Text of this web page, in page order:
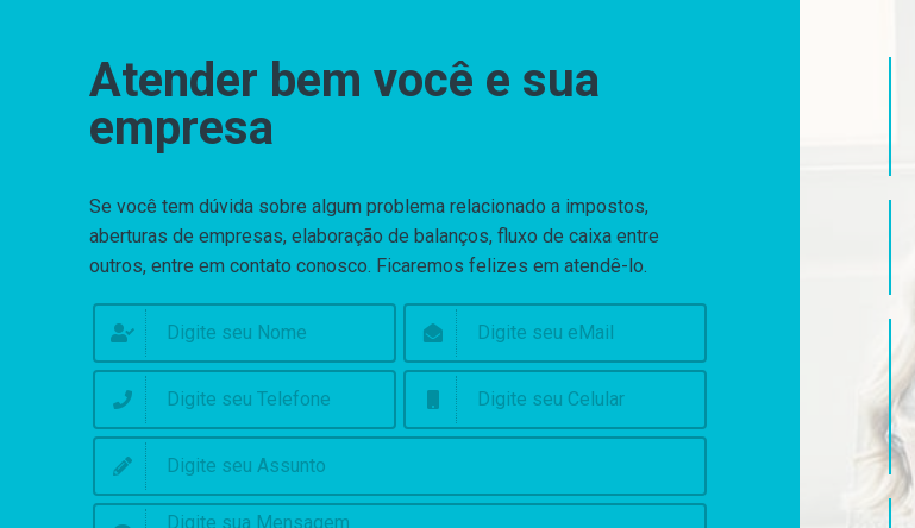
Atender bem você e sua
empresa
Se você tem dúvida sobre algum problema relacionado a impostos,
aberturas de empresas, elaboração de balanços, fluxo de caixa entre
outros, entre em contato conosco. Ficaremos felizes em atendê-lo.